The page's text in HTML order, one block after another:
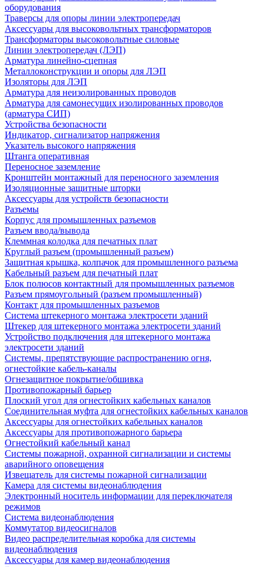
оборудования
Траверсы для опоры линии электропередач
Аксессуары для высоковольтных трансформаторов
Трансформаторы высоковольтные силовые
Линии электропередач (ЛЭП)
Арматура линейно-сцепная
Металлоконструкции и опоры для ЛЭП
Изоляторы для ЛЭП
Арматура для неизолированных проводов
Арматура для самонесущих изолированных проводов
(арматура СИП)
Устройства безопасности
Индикатор, сигнализатор напряжения
Указатель высокого напряжения
Штанга оперативная
Переносное заземление
Кронштейн монтажный для переносного заземления
Изоляционные защитные шторки
Аксессуары для устройств безопасности
Разъемы
Корпус для промышленных разъемов
Разъем ввода/вывода
Клеммная колодка для печатных плат
Круглый разъем (промышленный разъем)
Защитная крышка, колпачок для промышленного разъема
Кабельный разъем для печатный плат
Блок полюсов контактный для промышленных разъемов
Разъем прямоугольный (разъем промышленный)
Контакт для промышленных разъемов
Система штекерного монтажа электросети зданий
Штекер для штекерного монтажа электросети зданий
Устройство подключения для штекерного монтажа
электросети зданий
Системы, препятствующие распространению огня,
огнестойкие кабель-каналы
Огнезащитное покрытие/обшивка
Противопожарный барьер
Плоский угол для огнестойких кабельных каналов
Соединительная муфта для огнестойких кабельных каналов
Аксессуары для огнестойких кабельных каналов
Аксессуары для противопожарного барьера
Огнестойкий кабельный канал
Системы пожарной, охранной сигнализации и системы
аварийного оповещения
Извещатель для системы пожарной сигнализации
Камера для системы видеонаблюдения
Электронный носитель информации для переключателя
режимов
Система видеонаблюдения
Коммутатор видеосигналов
Видео распределительная коробка для системы
видеонаблюдения
Аксессуары для камер видеонаблюдения